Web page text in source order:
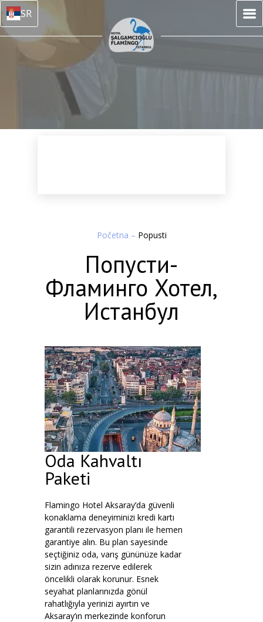
SR
Početna – Popusti
Попусти-
Фламинго Хотел,
Истанбул
Oda Kahvaltı
Paketi
Flamingo Hotel Aksaray’da güvenli
konaklama deneyiminizi kredi kartı
garantili rezervasyon planı ile hemen
garantiye alın. Bu plan sayesinde
seçtiğiniz oda, varış gününüze kadar
sizin adınıza rezerve edilerek
öncelikli olarak korunur. Esnek
seyahat planlarınızda gönül
rahatlığıyla yerinizi ayırtın ve
Aksaray’ın merkezinde konforun